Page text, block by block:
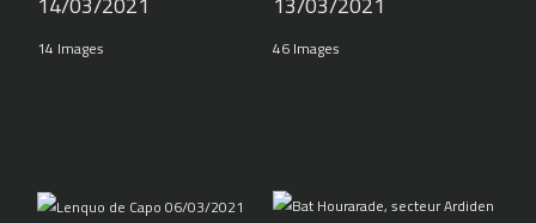
14 Images 46 Images